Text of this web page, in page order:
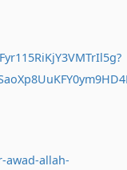
awad-allah-